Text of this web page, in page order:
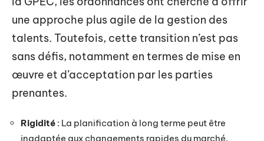
une approche plus agile de la gestion des
talents. Toutefois, cette transition n’est pas
sans défis, notamment en termes de mise en
œuvre et d’acceptation par les parties
prenantes.
Rigidité : La planification à long terme peut être
inadaptée aux changements rapides du marché.